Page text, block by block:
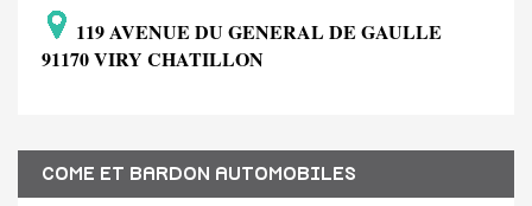
119 AVENUE DU GENERAL DE GAULLE
91170 VIRY CHATILLON
COME ET BARDON AUTOMOBILES